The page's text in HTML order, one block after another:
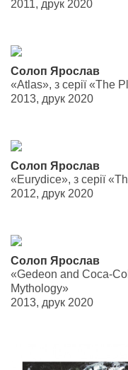
2011, друк 2020
Солоп Ярослав
«Atlas», з серії «The
2013, друк 2020
Солоп Ярослав
«Eurydice», з серії
2012, друк 2020
Солоп Ярослав
«Gedeon and Coca-
Mythology»
2013, друк 2020